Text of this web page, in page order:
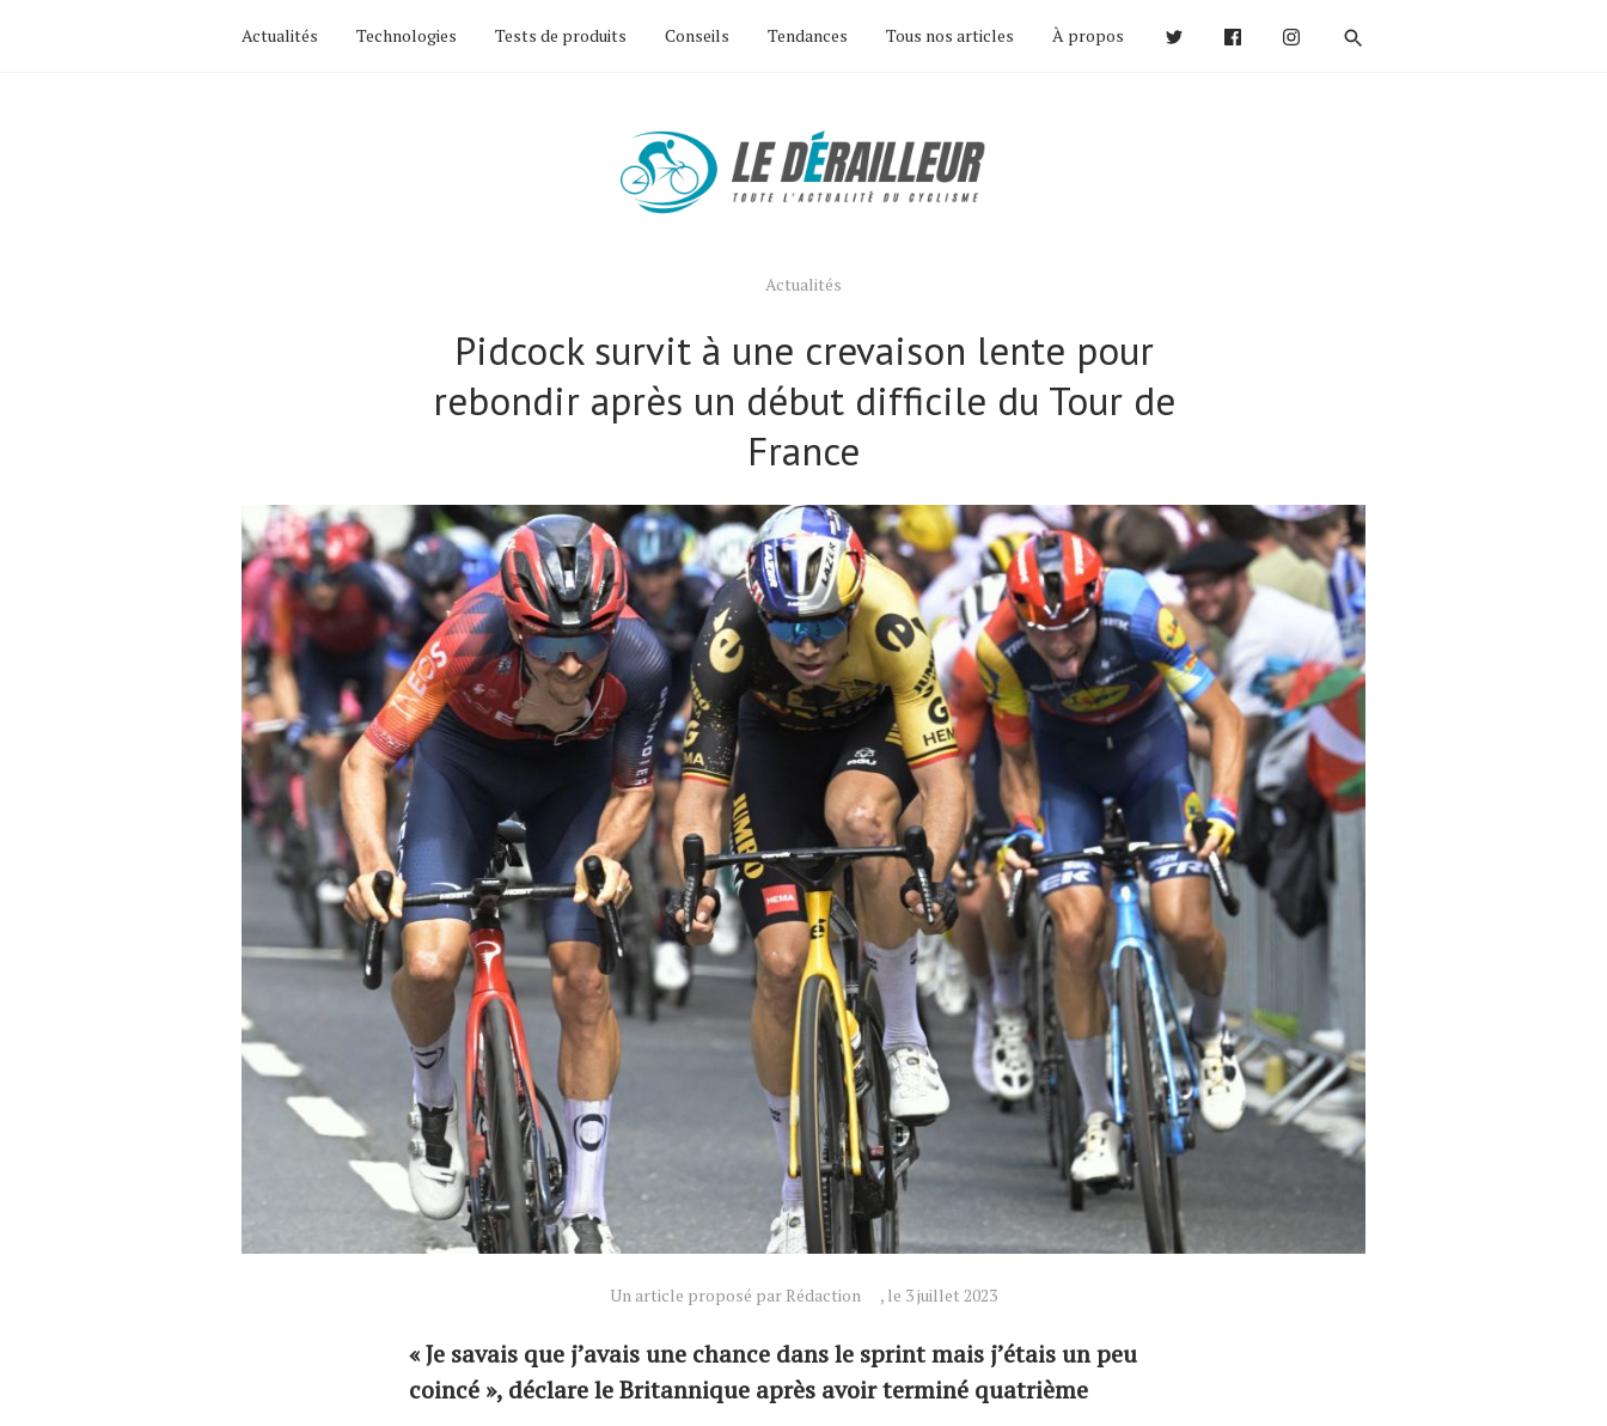
Actualités Technologies Tests de produits Conseils Tendances Tous nos articles À propos
Actualités
Pidcock survit à une crevaison lente pour
rebondir après un début difficile du Tour de
France
Un article proposé par Rédaction , le 3 juillet 2023
« Je savais que j’avais une chance dans le sprint mais j’étais un peu
coincé », déclare le Britannique après avoir terminé quatrième